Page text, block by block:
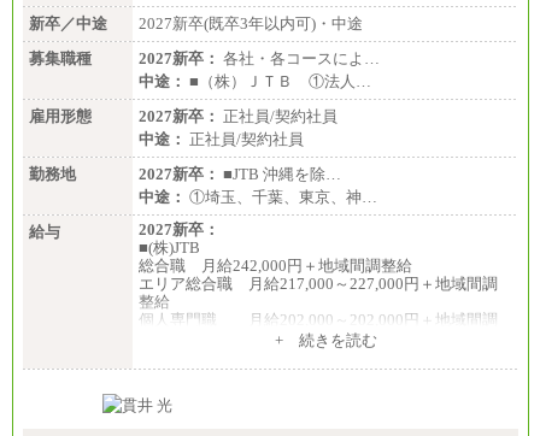
新卒／中途
2027新卒(既卒3年以内可)・中途
募集職種
2027新卒： 各社・各コースによ…
中途： ■（株）ＪＴＢ ①法人…
雇用形態
2027新卒： 正社員/契約社員
中途： 正社員/契約社員
勤務地
2027新卒： ■JTB 沖縄を除…
中途： ①埼玉、千葉、東京、神…
給与
2027新卒：
■(株)JTB
総合職 月給242,000円＋地域間調整給
エリア総合職 月給217,000～227,000円＋地域間調
整給
個人専門職 月給202,000～202,000円＋地域間調
総合職 月給208,000～235,000円
+ 続きを読む